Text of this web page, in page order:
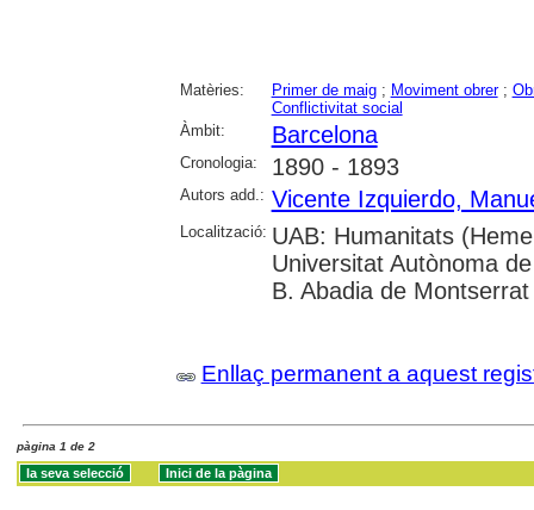
Matèries: Primer de maig; Moviment obrer;
Conflictivitat social
Àmbit:
Barcelona
Cronologia: 1890 - 1893
Autors add.: Vicente Izquierdo,
Localització: UAB: Humanitats
Universitat Autònoma
B. Abadia de Montserrat
Enllaç permanent a aquest
pàgina 1 de 2